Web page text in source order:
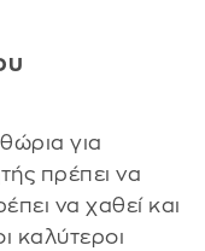
για
πρέπει να
να χαθεί και
καλύτεροι